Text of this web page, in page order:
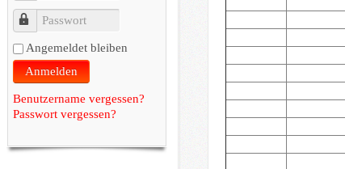
Passwort
Angemeldet bleiben
Anmelden
Benutzername vergessen?
Passwort vergessen?